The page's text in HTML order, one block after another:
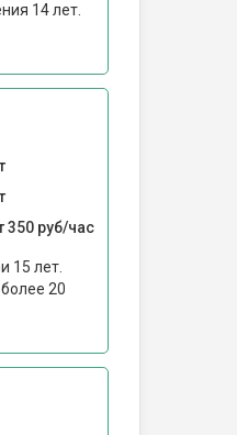
14 лет.
350 руб/час
15 лет.
20